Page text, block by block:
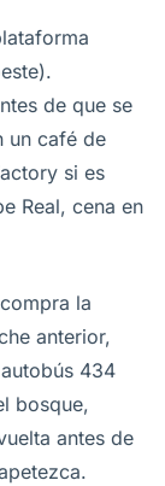
de que se
un café de
si es
Real, cena en
la
anterior,
434
bosque,
antes de